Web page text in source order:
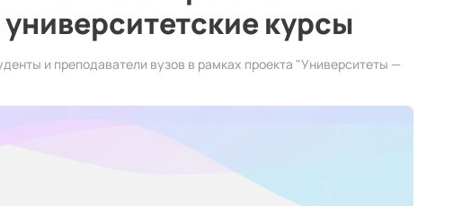
курсы
и преподаватели вузов в рамках проекта "Университеты —